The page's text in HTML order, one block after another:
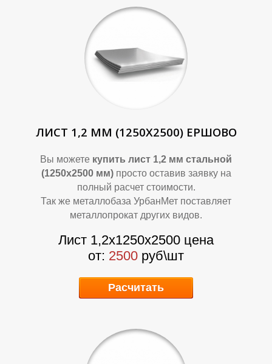
Л
ЛИСТ 1,2 ММ (1250Х2500) ЕРШОВО
Вы можете купить лист 1,2 мм стальной
(1250х2500 мм) просто оставив заявку на
полный расчет стоимости.
Так же металлобаза УрбанМет поставляет
металлопрокат других видов.
Лист 1,2х1250х2500 цена
от: 2500 руб\шт
Расчитать
Л